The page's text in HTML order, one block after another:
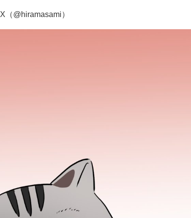
X（@hiramasami）